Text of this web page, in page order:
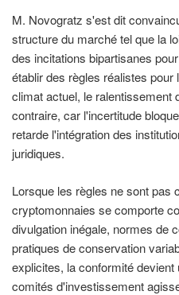
M. Novogratz s'est dit
structure du marché tel que la
des incitations bipartisanes
établir des règles réalistes
climat actuel, le ralentissement
contraire, car l'incertitude
retarde l'intégration des
juridiques.
Lorsque les règles ne sont pas
cryptomonnaies se comporte
divulgation inégale, normes de
pratiques de conservation
explicites, la conformité
comités d'investissement